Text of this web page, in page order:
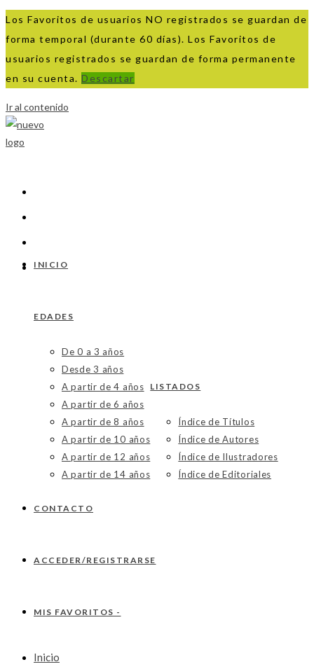
Los Favoritos de usuarios NO registrados se guardan de
forma temporal (durante 60 días). Los Favoritos de
usuarios registrados se guardan de forma permanente
en su cuenta. Descartar
Ir al contenido
INICIO
EDADES
De 0 a 3 años
Desde 3 años
A partir de 4 años
A partir de 6 años
A partir de 8 años
A partir de 10 años
A partir de 12 años
A partir de 14 años
LISTADOS
Índice de Títulos
Índice de Autores
Índice de Ilustradores
Índice de Editoriales
CONTACTO
ACCEDER/REGISTRARSE
MIS FAVORITOS -
Inicio